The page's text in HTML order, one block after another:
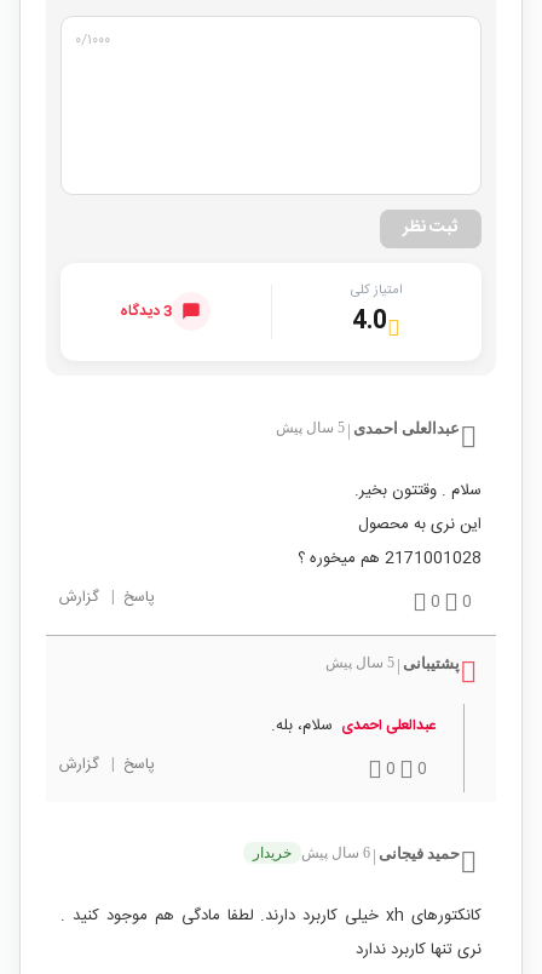
۰/۱۰۰۰
ثبت نظر
امتیاز کلی
4.0 3 دیدگاه
عبدالعلی احمدی | 5 سال پیش
سلام . وقتتون بخیر.
این نری به محصول
2171001028 هم میخوره ؟
0
0 پاسخ | گزارش
پشتیبانی | 5 سال پیش
عبدالعلی احمدی سلام، بله.
0
0 پاسخ | گزارش
حمید فیجانی | 6 سال پیش خریدار
کانکتورهای xh خیلی کاربرد دارند. لطفا مادگی هم موجود کنید .
نری تنها کاربرد ندارد